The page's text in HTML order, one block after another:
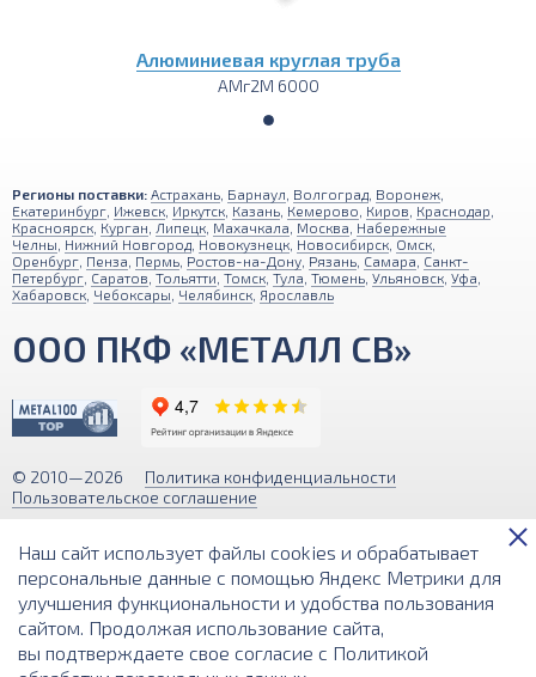
Алюминиевая круглая труба
АМг2М 6000
Регионы поставки: Астрахань Барнаул Волгоград Воронеж
Екатеринбург Ижевск Иркутск Казань Кемерово Киров Краснодар
Красноярск Курган Липецк Махачкала Москва Набережные
Челны Нижний Новгород Новокузнецк Новосибирск Омск
Оренбург Пенза Пермь Ростов-на-Дону Рязань Самара Санкт-
Петербург Саратов Тольятти Томск Тула Тюмень Ульяновск Уфа
Хабаровск Чебоксары Челябинск Ярославль
ООО ПКФ «МЕТАЛЛ СВ»
© 2010—2026
Политика конфиденциальности
Пользовательское соглашение
на этом интернет-сайте носит исключительно информационный
характер и ни при каких условиях не является публичной офертой,
определяемой положениями Статьи 437 (2) Гражданского кодекса РФ.
Разработка и поддержка сайта
Наш сайт использует файлы cookies и обрабатывает
персональные данные с помощью Яндекс Метрики для
улучшения функциональности и удобства пользования
сайтом. Продолжая использование сайта,
вы подтверждаете свое согласие с Политикой